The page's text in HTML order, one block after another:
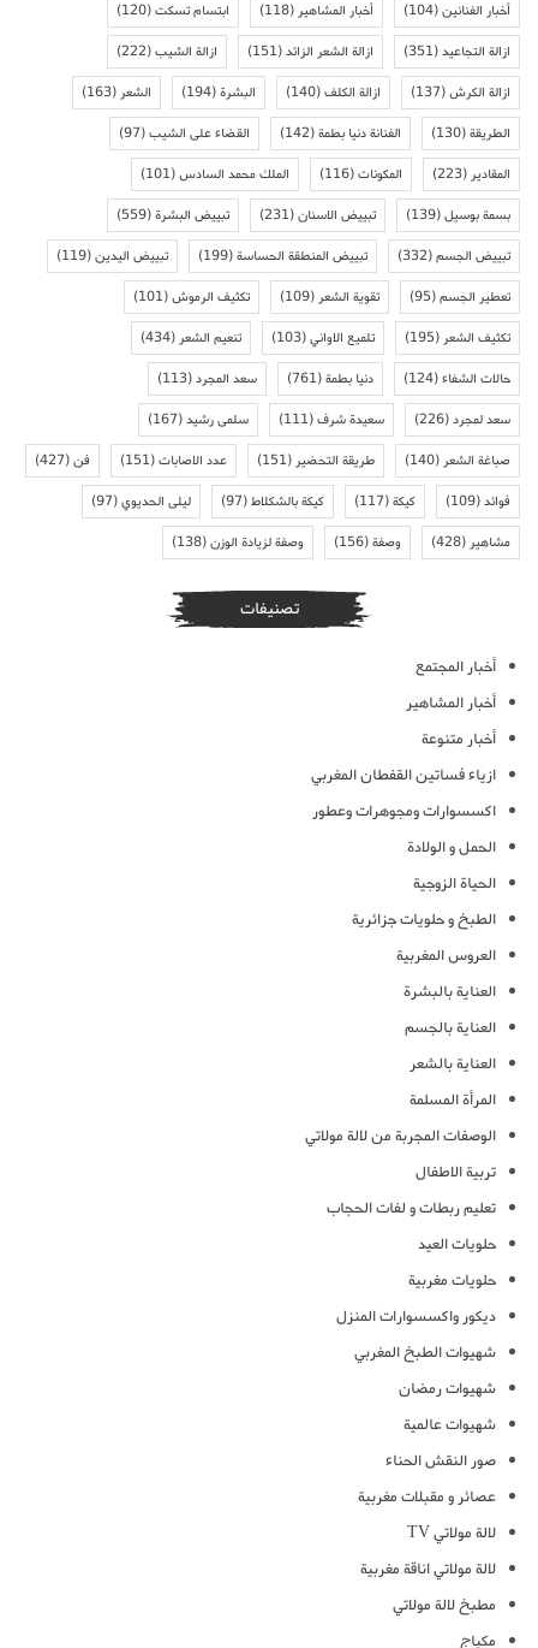
أخبار الفنانين(104) أخبار المشاهير(118) ابتسام تسكت(120)
ازالة التجاعيد(351) ازالة الشعر الزائد(151) ازالة الشيب(222)
ازالة الكرش(137) ازالة الكلف(140) البشرة(194) الشعر(163)
الطريقة(130) الفنانة دنيا بطمة(142) القضاء على الشيب(97)
المقادير(223) المكونات(116) الملك محمد السادس(101)
بسمة بوسيل(139) تبييض الاسنان(231) تبييض البشرة(559)
تبييض الجسم(332) تبييض المنطقة الحساسة(199) تبييض اليدين(119)
تعطير الجسم(95) تقوية الشعر(109) تكثيف الرموش(101)
تكثيف الشعر(195) تلميع الاواني(103) تنعيم الشعر(434)
حالات الشفاء(124) دنيا بطمة(761) سعد المجرد(113)
سعد لمجرد(226) سعيدة شرف(111) سلمى رشيد(167)
صباغة الشعر(140) طريقة التحضير(151) عدد الاصابات(151) فن(427)
فوائد(109) كيكة(117) كيكة بالشكلاط(97) ليلى الحديوي(97)
مشاهير(428) وصفة(156) وصفة لزيادة الوزن(138)
تصنيفات
أخبار المجتمع
أخبار المشاهير
أخبار متنوعة
ازياء فساتين القفطان المغربي
اكسسوارات ومجوهرات وعطور
الحمل و الولادة
الحياة الزوجية
الطبخ و حلويات جزائرية
العروس المغربية
العناية بالبشرة
العناية بالجسم
العناية بالشعر
المرأة المسلمة
الوصفات المجربة من لالة مولاتي
تربية الاطفال
تعليم ربطات و لفات الحجاب
حلويات العيد
حلويات مغربية
ديكور واكسسوارات المنزل
شهيوات الطبخ المغربي
شهيوات رمضان
شهيوات عالمية
صور النقش الحناء
عصائر و مقبلات مغربية
لالة مولاتي TV
لالة مولاتي اناقة مغربية
مطبخ لالة مولاتي
مكياج